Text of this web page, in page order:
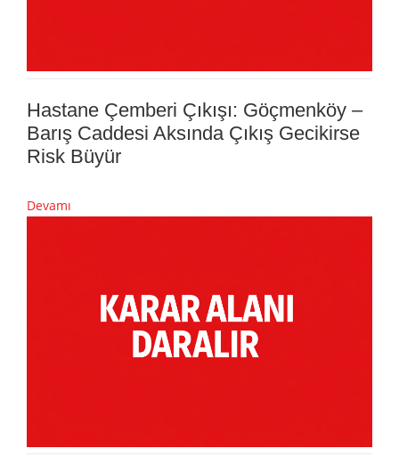
Hastane Çemberi Çıkışı: Göçmenköy –
Barış Caddesi Aksında Çıkış Gecikirse
Risk Büyür
Devamı